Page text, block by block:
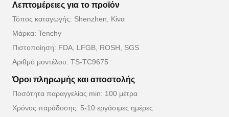
Λεπτομέρειες για το προϊόν
Τόπος καταγωγής: Shenzhen, Κίνα
Μάρκα: Tenchy
Πιστοποίηση: FDA, LFGB, ROSH, SGS
Αριθμό μοντέλου: TS-TC9675
Όροι πληρωμής και αποστολής
Ποσότητα παραγγελίας min: 100 μέτρα
Χρόνος παράδοσης: 5-10 εργάσιμες ημέρες